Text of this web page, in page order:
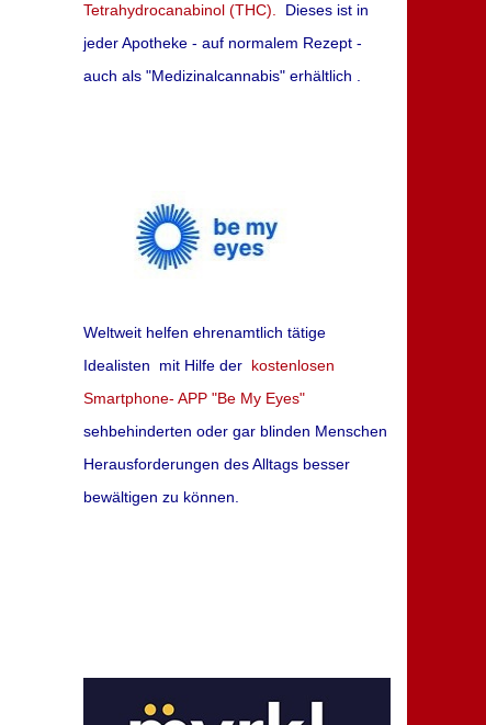
Tetrahydrocanabinol (THC).
Dieses ist in
jeder Apotheke - auf normalem Rezept -
auch als "Medizinalcannabis" erhältlich .
Weltweit helfen ehrenamtlich tätige
Idealisten mit Hilfe der kostenlosen
Smartphone- APP "Be My Eyes"
sehbehinderten oder gar blinden Menschen
Herausforderungen des Alltags besser
bewältigen zu können.